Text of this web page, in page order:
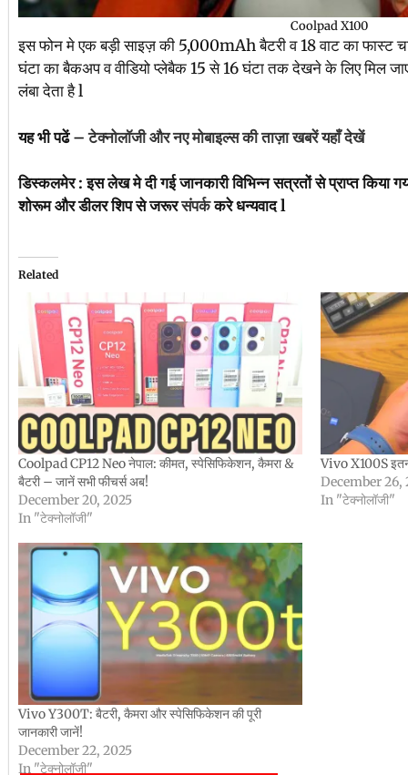
Coolpad X100
इस फोन मे एक बड़ी साइज़ की 5,000mAh बैटरी व 18 वाट का फास्ट
घंटा का बैकअप व वीडियो प्लेबैक 15 से 16 घंटा तक देखने के लिए मिल
लंबा देता है l
यह भी पढें –टेक्नोलॉजी और नए मोबाइल्स की ताज़ा खबरें यहाँ देखें
डिस्कलमेर : इस लेख मे दी गई जानकारी विभिन्न सत्रतों से प्राप्त
शोरूम और डीलर शिप से जरूरसंपर्ककरे धन्यवाद l
Related
Coolpad CP12 Neo नेपाल: कीमत, स्पेसिफिकेशन, कैमरा &
बैटरी – जानें सभी फीचर्स अब!
December 20, 2025
In "टेक्नोलॉजी"
Vivo X100S
December 26,
In "टेक्नोलॉजी"
Vivo Y300T: बैटरी, कैमरा और स्पेसिफिकेशन की पूरी
जानकारी जानें!
December 22, 2025
In "टेक्नोलॉजी"